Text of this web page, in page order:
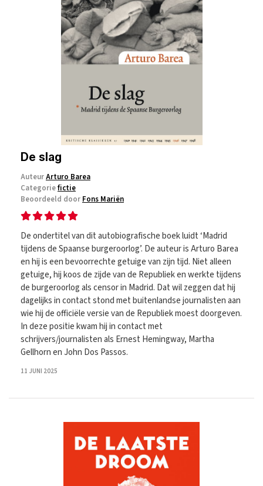
De slag
AuteurArturo Barea
Categoriefictie
Beoordeeld door Fons Mariën
De ondertitel van dit autobiografische boek luidt ‘Madrid
tijdens de Spaanse burgeroorlog’. De auteur is Arturo Barea
en hij is een bevoorrechte getuige van zijn tijd. Niet alleen
getuige, hij koos de zijde van de Republiek en werkte tijdens
de burgeroorlog als censor in Madrid. Dat wil zeggen dat hij
dagelijks in contact stond met buitenlandse journalisten aan
wie hij de officiële versie van de Republiek moest doorgeven.
In deze positie kwam hij in contact met
schrijvers/journalisten als Ernest Hemingway, Martha
Gellhorn en John Dos Passos.
11 JUNI 2025